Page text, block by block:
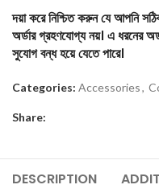
দয়া করে নিশ্চিত করুন যে আপনি
অর্ডার গ্রহণযোগ্য নয়। এ ধরনের
সুযোগ বন্ধ হয়ে যেতে পারে।
Categories: Accessories,
Share:
DESCRIPTION